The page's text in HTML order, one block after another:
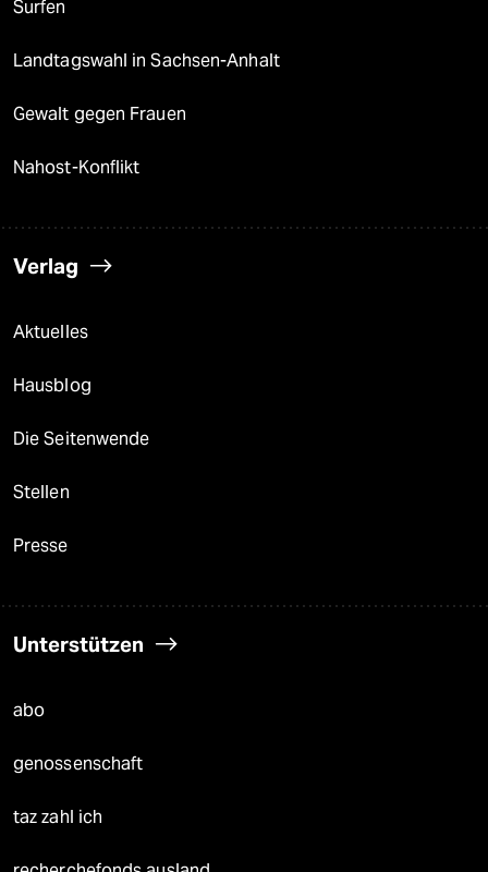
Surfen
Landtagswahl in Sachsen-Anhalt
Gewalt gegen Frauen
Nahost-Konflikt
Verlag
Aktuelles
Hausblog
Die Seitenwende
Stellen
Presse
Unterstützen
abo
genossenschaft
taz zahl ich